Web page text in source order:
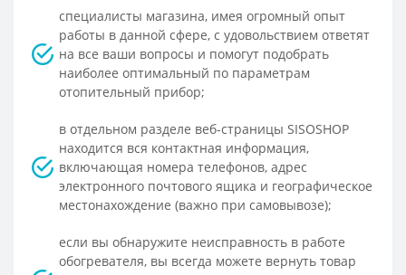
специалисты магазина, имея огромный опыт
работы в данной сфере, с удовольствием ответят
на все ваши вопросы и помогут подобрать
наиболее оптимальный по параметрам
отопительный прибор;
в отдельном разделе веб-страницы SISOSHOP
находится вся контактная информация,
включающая номера телефонов, адрес
электронного почтового ящика и географическое
местонахождение (важно при самовывозе);
если вы обнаружите неисправность в работе
обогревателя, вы всегда можете вернуть товар